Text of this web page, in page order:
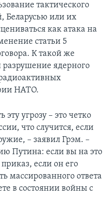
тактического
Беларусью или их
как атака на
статьи 5
К такой же
ядерного
НАТО.
угрозу – это четко
что случится, если
– заявил Грэм. –
Путина: если вы на это
если он его
массированного ответа
в состоянии войны с